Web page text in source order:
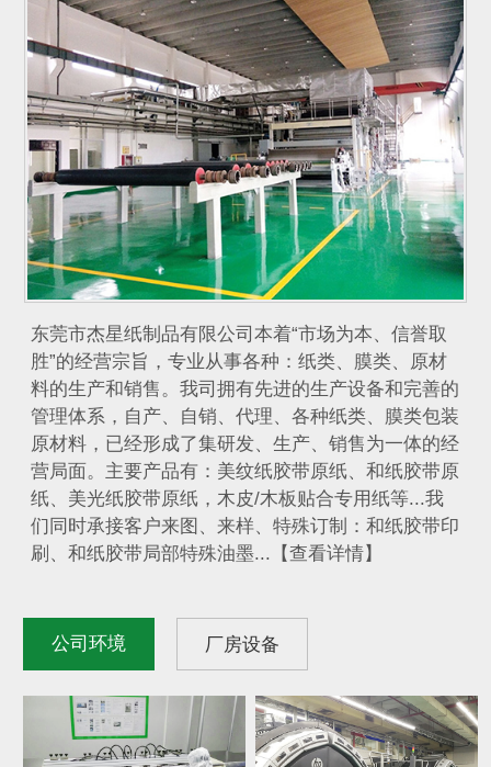
东莞市杰星纸制品有限公司本着“市场为本、信誉取
胜”的经营宗旨，专业从事各种：纸类、膜类、原材
料的生产和销售。我司拥有先进的生产设备和完善的
管理体系，自产、自销、代理、各种纸类、膜类包装
原材料，已经形成了集研发、生产、销售为一体的经
营局面。主要产品有：美纹纸胶带原纸、和纸胶带原
纸、美光纸胶带原纸，木皮/木板贴合专用纸等...我
们同时承接客户来图、来样、特殊订制：和纸胶带印
刷、和纸胶带局部特殊油墨...【查看详情】
公司环境 厂房设备